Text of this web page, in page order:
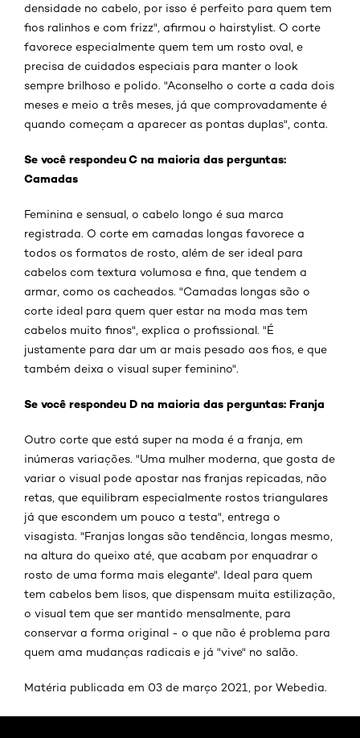
densidade no cabelo, por isso é perfeito para quem tem
fios ralinhos e com frizz", afirmou o hairstylist. O corte
favorece especialmente quem tem um rosto oval, e
precisa de cuidados especiais para manter o look
sempre brilhoso e polido. "Aconselho o corte a cada dois
meses e meio a três meses, já que comprovadamente é
quando começam a aparecer as pontas duplas", conta.
Se você respondeu C na maioria das perguntas:
Camadas
Feminina e sensual, o cabelo longo é sua marca
registrada. O corte em camadas longas favorece a
todos os formatos de rosto, além de ser ideal para
cabelos com textura volumosa e fina, que tendem a
armar, como os cacheados. "Camadas longas são o
corte ideal para quem quer estar na moda mas tem
cabelos muito finos", explica o profissional. "É
justamente para dar um ar mais pesado aos fios, e que
também deixa o visual super feminino".
Se você respondeu D na maioria das perguntas: Franja
Outro corte que está super na moda é a franja, em
inúmeras variações. "Uma mulher moderna, que gosta de
variar o visual pode apostar nas franjas repicadas, não
retas, que equilibram especialmente rostos triangulares
já que escondem um pouco a testa", entrega o
visagista. "Franjas longas são tendência, longas mesmo,
na altura do queixo até, que acabam por enquadrar o
rosto de uma forma mais elegante". Ideal para quem
tem cabelos bem lisos, que dispensam muita estilização,
o visual tem que ser mantido mensalmente, para
conservar a forma original - o que não é problema para
quem ama mudanças radicais e já "vive" no salão.
Matéria publicada em 03 de março 2021, por Webedia.